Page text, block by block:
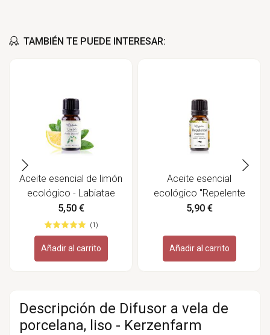
TAMBIÉN TE PUEDE INTERESAR:
Aceite esencial de limón
ecológico - Labiatae
5,50 €
(1)
Añadir al carrito
Aceite esencial
ecológico "Repelente
de insectos" - Labiatae
5,90 €
Añadir al carrito
Descripción de Difusor a vela de
porcelana, liso - Kerzenfarm